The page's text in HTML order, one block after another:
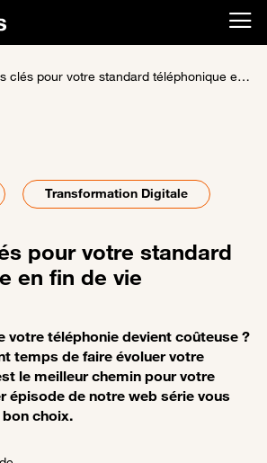
pour votre standard téléphonique en fin de vie
Transformation Digitale
pour votre standard
en fin de vie
votre téléphonie devient coûteuse ?
temps de faire évoluer votre
le meilleur chemin pour votre
épisode de notre web série vous
choix.